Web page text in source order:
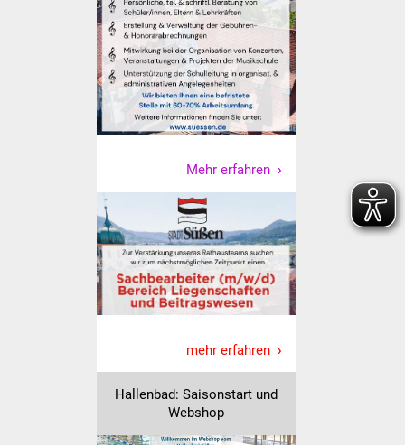
Seniorenwohn- und
Pflegeheim
Familien
Familientreff
Schülerferienprogramm
Migration und Integration
Freundeskreis Asyl
Ukraine-Hilfe
Wohnen
Bauen in Süßen
Mehr erfahren
mehr erfahren
Hallenbad: Saisonstart und
Webshop